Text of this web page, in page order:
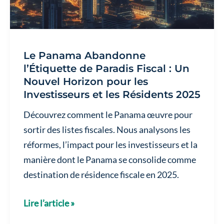
Le Panama Abandonne
l’Étiquette de Paradis Fiscal : Un
Nouvel Horizon pour les
Investisseurs et les Résidents 2025
Découvrez comment le Panama œuvre pour
sortir des listes fiscales. Nous analysons les
réformes, l’impact pour les investisseurs et la
manière dont le Panama se consolide comme
destination de résidence fiscale en 2025.
Le
Lire l’article »